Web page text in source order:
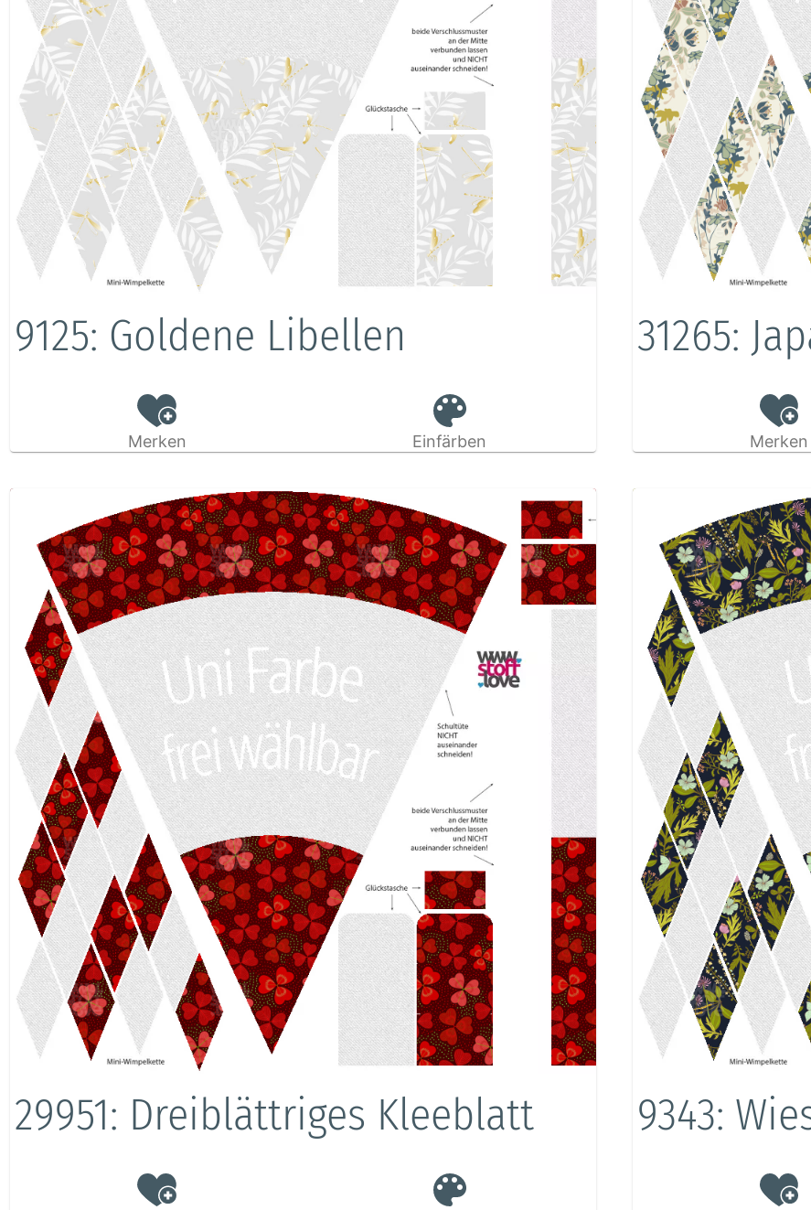
9125: Goldene Libellen
Merken Einfärben
31265:
Merken
29951: Dreiblättriges Kleeblatt 9343: